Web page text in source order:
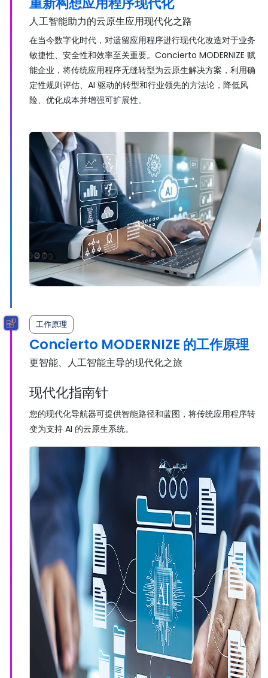
人工智能助力的云原生应用现代化之路
在当今数字化时代，对遗留应用程序进行现代化改造对于业务
敏捷性、安全性和效率至关重要。Concierto MODERNIZE 赋
能企业，将传统应用程序无缝转型为云原生解决方案，利用确
定性规则评估、AI 驱动的转型和行业领先的方法论，降低风
险、优化成本并增强可扩展性。
工作原理
Concierto MODERNIZE 的工作原理
更智能、人工智能主导的现代化之旅
现代化指南针
您的现代化导航器可提供智能路径和蓝图，将传统应用程序转
变为支持 AI 的云原生系统。